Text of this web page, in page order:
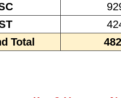
Total